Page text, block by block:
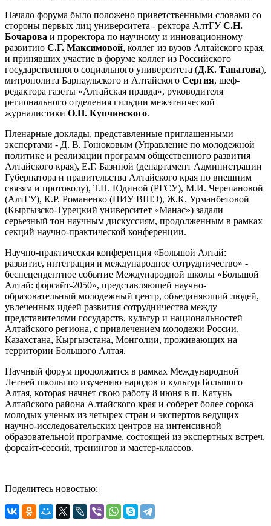
Начало форума было положено приветственными словами со
стороны первых лиц университета - ректора АлтГУС.Н.
Бочарова и проректора по научному и инновационному
развитию С.Г. Максимовой, коллег из вузов Алтайского края,
и принявших участие в форуме коллег из Российского
государственного социального университета (Д.К. Танатова),
митрополита Барнаульского и Алтайского Сергия, шеф-
редактора газеты «Алтайская правда», руководителя
регионального отделения гильдии межэтнической
журналистики О.Н. Купчинского.
Пленарные доклады, представленные приглашенными
экспертами - Д. В. Гонюковым (Управление по молодежной
политике и реализации программ общественного развития
Алтайского края), Е.Г. Базиной (департамент Администрации
Губернатора и правительства Алтайского края по внешним
связям и протоколу), Т.Н. Юдиной (РГСУ), М.И. Черепановой
(АлтГУ), К.Р. Романенко (НИУ ВШЭ), Ж.К. Урманбетовой
(Кыргызско-Турецкий университет «Манас») задали
серьезный тон научным дискуссиям, продолженным в рамках
секций научно-практической конференции.
Научно-практическая конференция «Большой Алтай:
развитие, интеграция и международное сотрудничество» -
беспецендентное событие Международной школы «Большой
Алтай: форсайт-2050», представляющей научно-
образовательный молодежный центр, объединяющий людей,
увлеченных идеей развития сотрудничества между
представителями государств, культур и национальностей
Алтайского региона, с привлечением молодежи России,
Казахстана, Кыргызстана, Монголии, проживающих на
территории Большого Алтая.
Научный форум продолжится в рамках Международной
Летней школы по изучению народов и культур Большого
Алтая, которая начнет свою работу 8 июня в п. Катунь
Алтайского района Алтайского края и соберет более сорока
молодых ученых из четырех стран и экспертов ведущих
научно-исследовательских центров на интенсивной
образовательной программе, состоящей из экспертных встреч,
форсайт-сессий, тренингов и мастер-классов.
Поделитесь новостью: